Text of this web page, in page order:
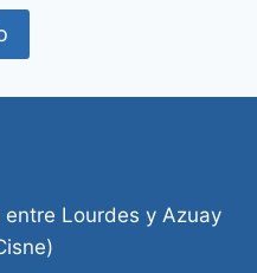
entre Lourdes y Azuay